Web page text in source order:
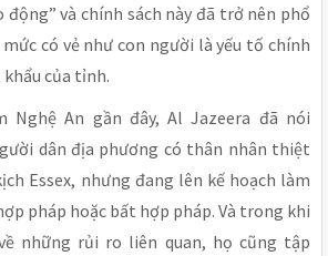
động” và chính sách này đã trở nên phổ
có vẻ như con người là yếu tố chính
của tỉnh.
Nghệ An gần đây, Al Jazeera đã nói
dân địa phương có thân nhân thiệt
Essex, nhưng đang lên kế hoạch làm
pháp hoặc bất hợp pháp. Và trong khi
những rủi ro liên quan, họ cũng tập